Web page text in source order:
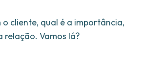
cliente, qual é a importância,
Vamos lá?